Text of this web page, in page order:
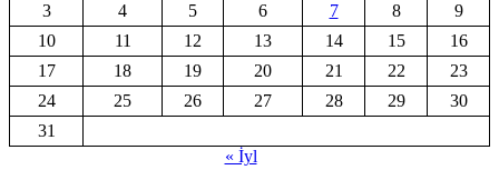
3
4 5 6 7 8
9
10
11 12 13 14 15
16
17
18 19 20 21 22
23
24
25 26 27 28 29
30
31
« İyl